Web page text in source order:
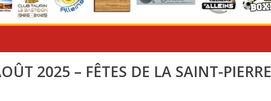
2025 – FÊTES DE LA SAINT-PIERRE